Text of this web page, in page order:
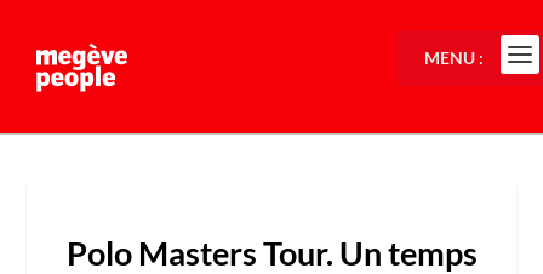
Polo Masters Tour. Un temps
MENU :